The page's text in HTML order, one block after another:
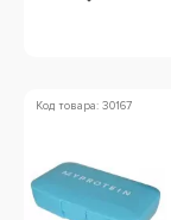
Код товара: 30167